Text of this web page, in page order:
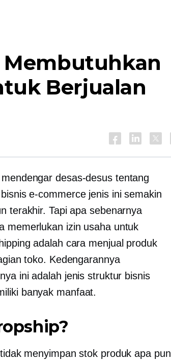
Membutuhkan
Berjualan
desas-desus tentang
e-commerce jenis ini semakin
terakhir. Tapi apa sebenarnya
memerlukan izin usaha untuk
adalah cara menjual produk
toko. Kedengarannya
ini adalah jenis struktur bisnis
banyak manfaat.
menyimpan stok produk apa pun